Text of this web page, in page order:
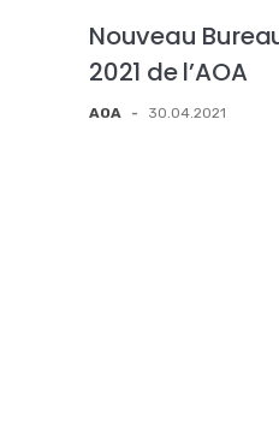
Nouveau
2021 de l’AOA
AOA - 30.04.2021